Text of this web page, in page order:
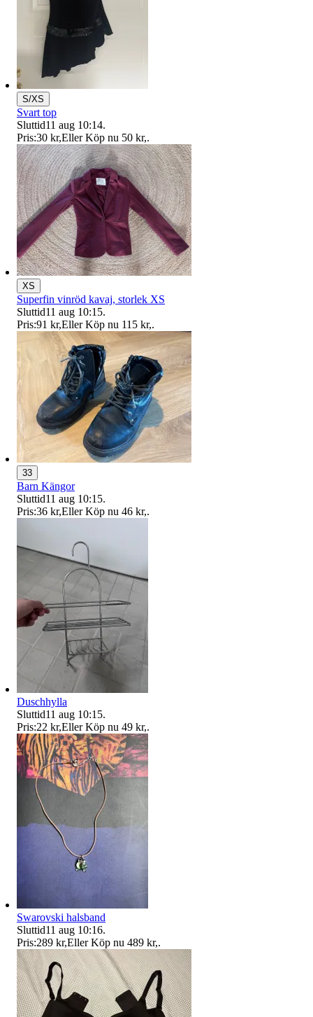
S/XS
Svart top
Sluttid11 aug 10:14.
Pris:30 kr,Eller Köp nu 50 kr,.
XS
Superfin vinröd kavaj, storlek XS
Sluttid11 aug 10:15.
Pris:91 kr,Eller Köp nu 115 kr,.
33
Barn Kängor
Sluttid11 aug 10:15.
Pris:36 kr,Eller Köp nu 46 kr,.
Duschhylla
Sluttid11 aug 10:15.
Pris:22 kr,Eller Köp nu 49 kr,.
Swarovski halsband
Sluttid11 aug 10:16.
Pris:289 kr,Eller Köp nu 489 kr,.